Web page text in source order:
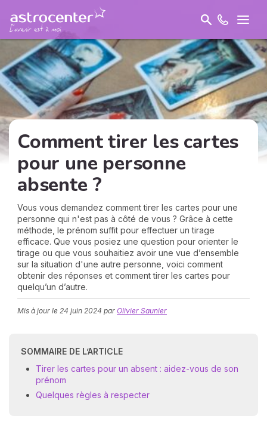
Comment tirer les cartes
pour une personne
absente ?
Vous vous demandez comment tirer les cartes pour une
personne qui n'est pas à côté de vous ? Grâce à cette
méthode, le prénom suffit pour effectuer un tirage
efficace. Que vous posiez une question pour orienter le
tirage ou que vous souhaitiez avoir une vue d’ensemble
sur la situation d'une autre personne, voici comment
obtenir des réponses et comment tirer les cartes pour
quelqu’un d’autre.
Mis à jour le 24 juin 2024 par Olivier Saunier
SOMMAIRE DE L’ARTICLE
Tirer les cartes pour un absent : aidez-vous de son
prénom
Quelques règles à respecter